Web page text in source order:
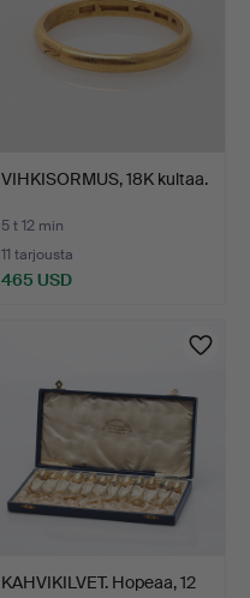
VIHKISORMUS, 18K kultaa.
5 t 12 min
11 tarjousta
465 USD
KAHVIKILVET. Hopeaa, 12